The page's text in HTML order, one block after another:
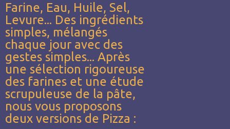
Farine, Eau, Huile, Sel,
Levure... Des ingrédients
simples, mélangés
chaque jour avec des
gestes simples... Après
une sélection rigoureuse
des farines et une étude
scrupuleuse de la pâte,
nous vous proposons
deux versions de Pizza :